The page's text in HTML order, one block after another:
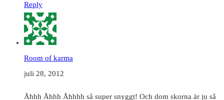
Reply
Room of karma
juli 28, 2012
Åhhh Åhhh Åhhhh så super snyggt! Och dom skorna är ju så